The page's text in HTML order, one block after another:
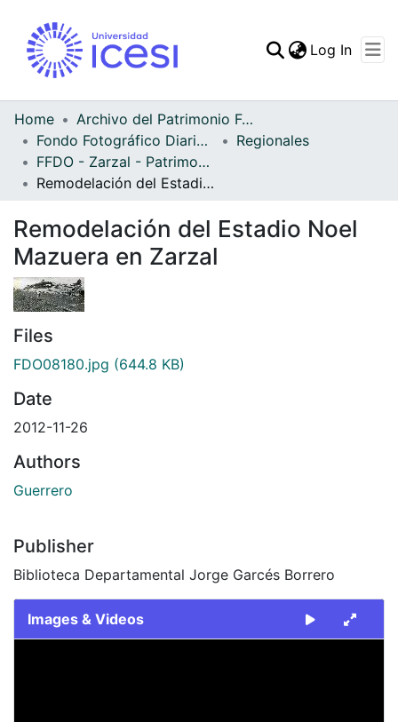
Statistics
Log In
Home
Archivo del Patrimonio Fotográfico y Fílmico del Valle del Cauca
Fondo Fotográfico Diario Occidente
Regionales
FFDO - Zarzal - Patrimonial
Remodelación del Estadio Noel Mazuera en Zarzal
Remodelación del Estadio Noel
Mazuera en Zarzal
Files
FDO08180.jpg (644.8 KB)
Date
2012-11-26
Authors
Guerrero
Publisher
Biblioteca Departamental Jorge Garcés Borrero
Images & Videos